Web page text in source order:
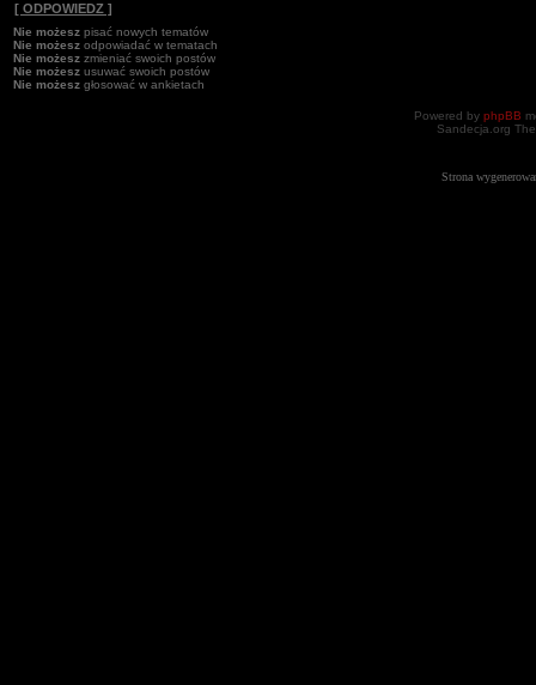
[ ODPOWIEDZ ]
Nie możesz pisać nowych tematów
Nie możesz odpowiadać w tematach
Nie możesz zmieniać swoich postów
Nie możesz usuwać swoich postów
Nie możesz głosować w ankietach
Powered by phpBB
Sandecja.org
Strona